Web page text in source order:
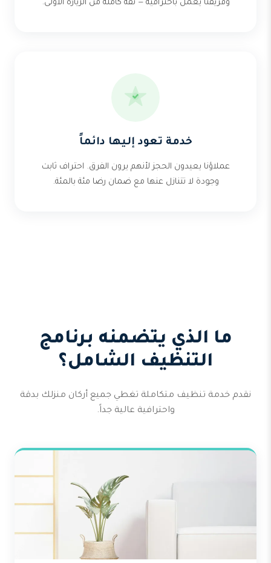
وفريقنا يعمل باحترافية — ثقة كاملة من الزيارة الأولى.
خدمة تعود إليها دائماً
عملاؤنا يعيدون الحجز لأنهم يرون الفرق. احتراف ثابت
وجودة لا تتنازل عنها مع ضمان رضا مئة بالمئة.
ما الذي يتضمنه برنامج
التنظيف الشامل؟
نقدم خدمة تنظيف متكاملة تغطي جميع أركان منزلك بدقة
واحترافية عالية جداً.